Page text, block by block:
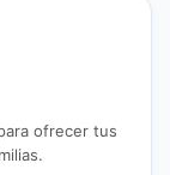
ofrecer tus